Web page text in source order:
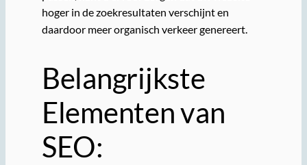
hoger in de zoekresultaten verschijnt en
daardoor meer organisch verkeer genereert.
Belangrijkste
Elementen van
SEO: